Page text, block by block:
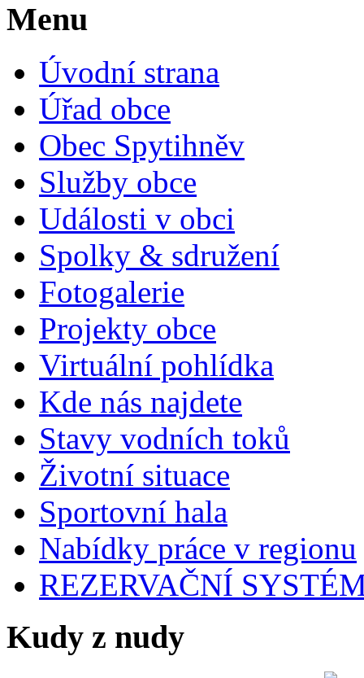
Menu
Úvodní strana
Úřad obce
Obec Spytihněv
Služby obce
Události v obci
Spolky & sdružení
Fotogalerie
Projekty obce
Virtuální pohlídka
Kde nás najdete
Stavy vodních toků
Životní situace
Sportovní hala
Nabídky práce v regionu
REZERVAČNÍ
Kudy z nudy